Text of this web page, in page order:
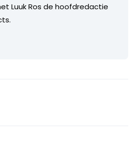
Luuk Ros de hoofdredactie